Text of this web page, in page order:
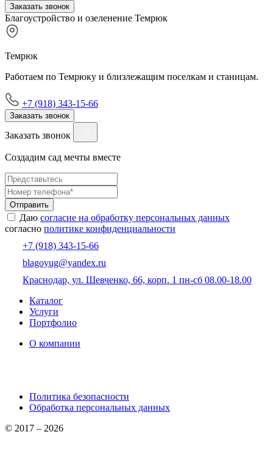
Заказать звонок
Благоустройство и озеленение Темрюк
Темрюк
Работаем по Темрюку и близлежащим поселкам и станицам.
+7 (918) 343-15-66
Заказать звонок
Заказать звонок
Создадим сад мечты вместе
Отправить
Даю согласие на обработку персональных данных
согласно политике конфиденциальности
+7 (918) 343-15-66
blagoyug@yandex.ru
Краснодар, ул. Шевченко, 66, корп. 1 пн-сб 08.00-18.00
Каталог
Услуги
Портфолио
О компании
Политика безопасности
Обработка персональных данных
© 2017 – 2026